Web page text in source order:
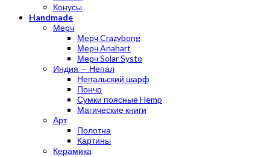
Конусы
Handmade
Мерч
Мерч Crazybong
Мерч Anahart
Мерч Solar Systo
Индия — Непал
Непальский шарф
Пончо
Сумки поясные Hemp
Магические книги
Арт
Полотна
Картины
Керамика